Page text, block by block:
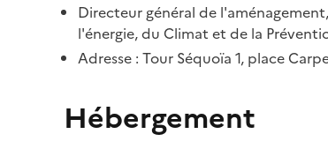
Directeur général de
l'énergie, du Climat et de la
Adresse : Tour Séquoïa 1, place
Hébergement